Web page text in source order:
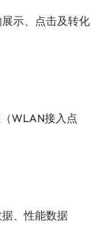
展示、点击及转化
WLAN接入点
据、性能数据